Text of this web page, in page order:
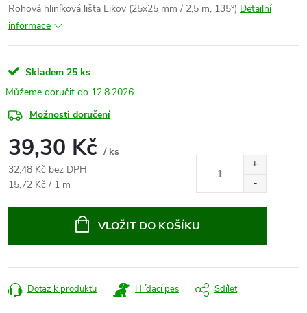
Rohová hliníková lišta Likov (25x25 mm / 2,5 m, 135°) Detailní
informace
Skladem 25 ks
12.8.2026
Možnosti doručení
39,30 Kč / ks
32,48 Kč bez DPH
Měrná
15,72 Kč / 1 m
VLOŽIT DO KOŠÍKU
Dotaz k produktu Hlídací pes Sdílet